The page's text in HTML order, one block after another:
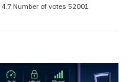
4.7 Number of votes52001